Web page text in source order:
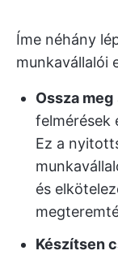
Íme néhány
munkavállalói
Ossza meg
felmérések
Ez a
és
Készítsen